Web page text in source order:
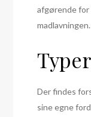
afgørende
madlavningen.
Der findes
sine egne